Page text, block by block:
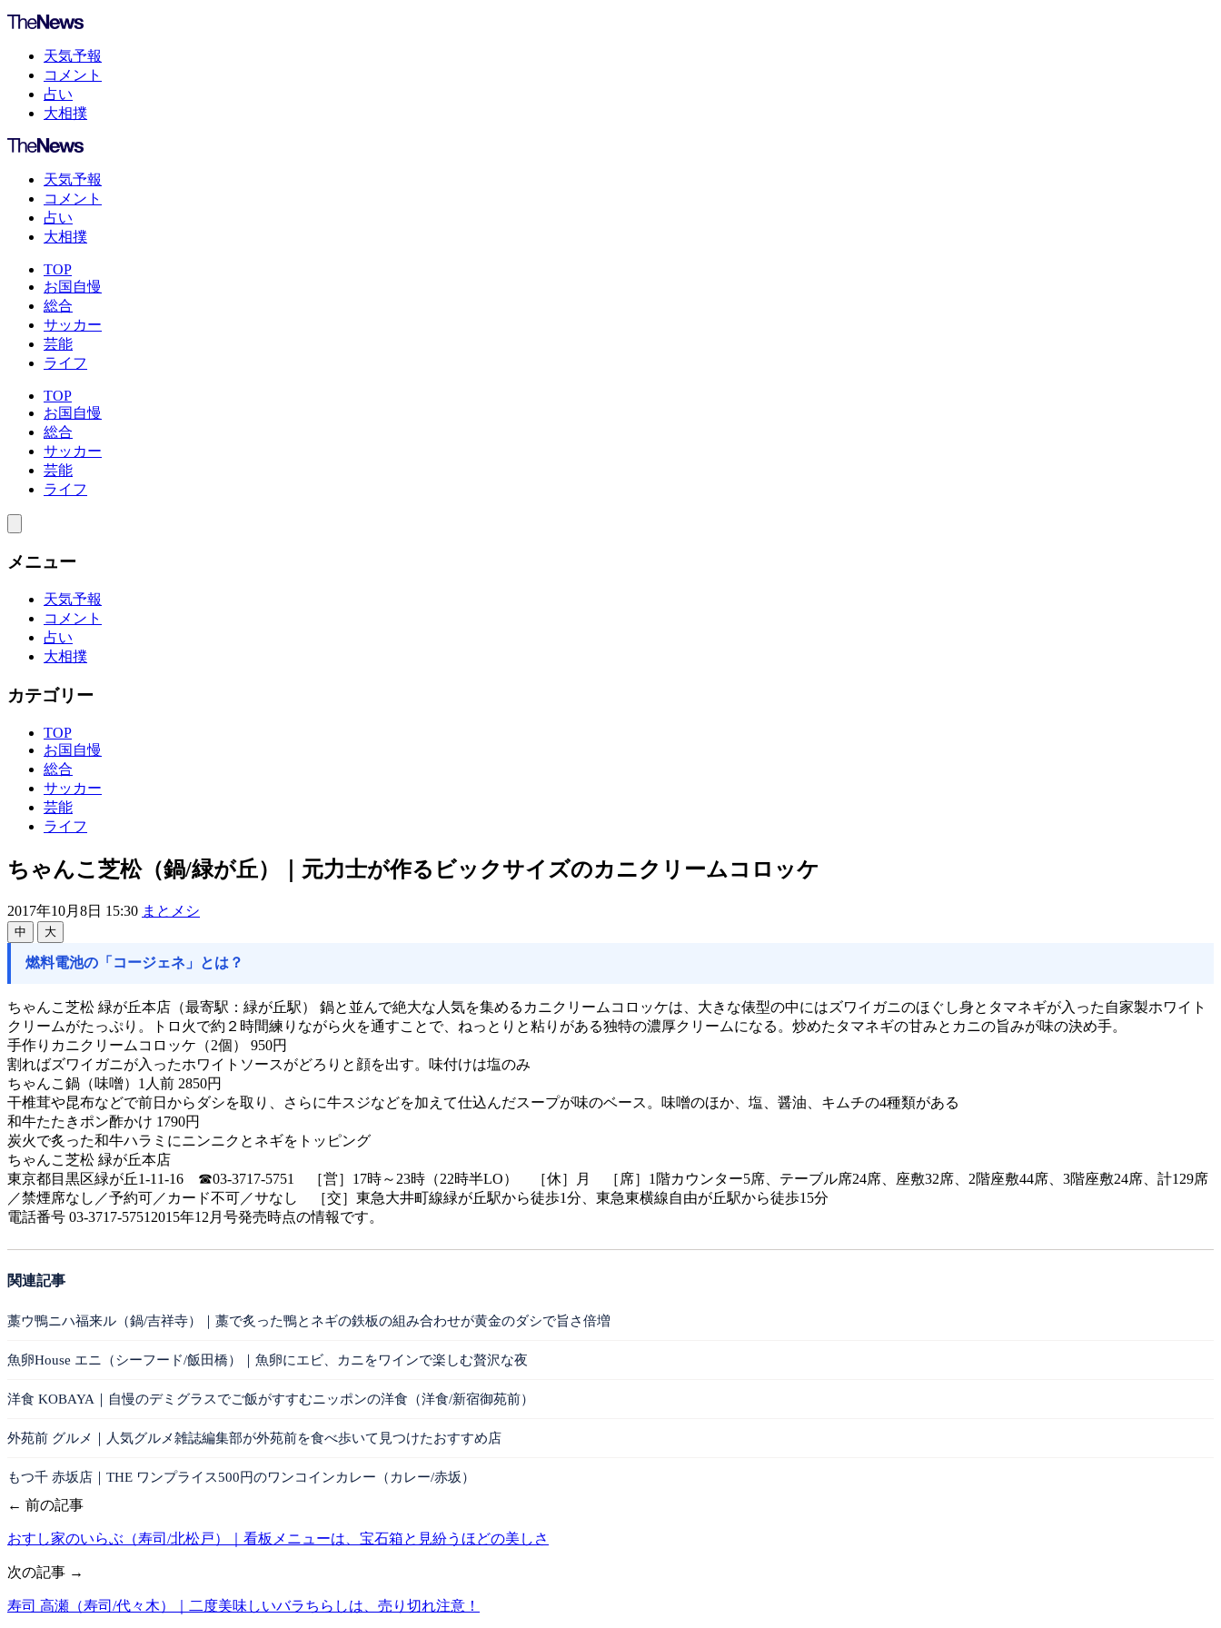
天気予報
コメント
占い
大相撲
天気予報
コメント
占い
大相撲
TOP
お国自慢
総合
サッカー
芸能
ライフ
TOP
お国自慢
総合
サッカー
芸能
ライフ
メニュー
天気予報
コメント
占い
大相撲
カテゴリー
TOP
お国自慢
総合
サッカー
芸能
ライフ
ちゃんこ芝松（鍋/緑が丘）｜元力士が作るビックサイズのカニクリームコロッケ
2017年10月8日 15:30 まとメシ
中 大
燃料電池の「コージェネ」とは？
ちゃんこ芝松 緑が丘本店（最寄駅：緑が丘駅） 鍋と並んで絶大な人気を集めるカニクリームコロッケは、大きな俵型の中にはズワイガニのほぐし身とタマネギが入った自家製ホワイト
クリームがたっぷり。トロ火で約２時間練りながら火を通すことで、ねっとりと粘りがある独特の濃厚クリームになる。炒めたタマネギの甘みとカニの旨みが味の決め手。
手作りカニクリームコロッケ（2個） 950円
割ればズワイガニが入ったホワイトソースがどろりと顔を出す。味付けは塩のみ
ちゃんこ鍋（味噌）1人前 2850円
干椎茸や昆布などで前日からダシを取り、さらに牛スジなどを加えて仕込んだスープが味のベース。味噌のほか、塩、醤油、キムチの4種類がある
和牛たたきポン酢かけ 1790円
炭火で炙った和牛ハラミにニンニクとネギをトッピング
ちゃんこ芝松 緑が丘本店
東京都目黒区緑が丘1-11-16 ☎03-3717-5751 ［営］17時～23時（22時半LO） ［休］月 ［席］1階カウンター5席、テーブル席24席、座敷32席、2階座敷44席、3階座敷24席、計129席
／禁煙席なし／予約可／カード不可／サなし ［交］東急大井町線緑が丘駅から徒歩1分、東急東横線自由が丘駅から徒歩15分
電話番号 03-3717-57512015年12月号発売時点の情報です。
関連記事
藁ウ鴨ニハ福来ル（鍋/吉祥寺）｜藁で炙った鴨とネギの鉄板の組み合わせが黄金のダシで旨さ倍増
魚卵House エニ（シーフード/飯田橋）｜魚卵にエビ、カニをワインで楽しむ贅沢な夜
洋食 KOBAYA｜自慢のデミグラスでご飯がすすむニッポンの洋食（洋食/新宿御苑前）
外苑前 グルメ｜人気グルメ雑誌編集部が外苑前を食べ歩いて見つけたおすすめ店
もつ千 赤坂店｜THE ワンプライス500円のワンコインカレー（カレー/赤坂）
← 前の記事
おすし家のいらぶ（寿司/北松戸）｜看板メニューは、宝石箱と見紛うほどの美しさ
次の記事 →
寿司 高瀬（寿司/代々木）｜二度美味しいバラちらしは、売り切れ注意！